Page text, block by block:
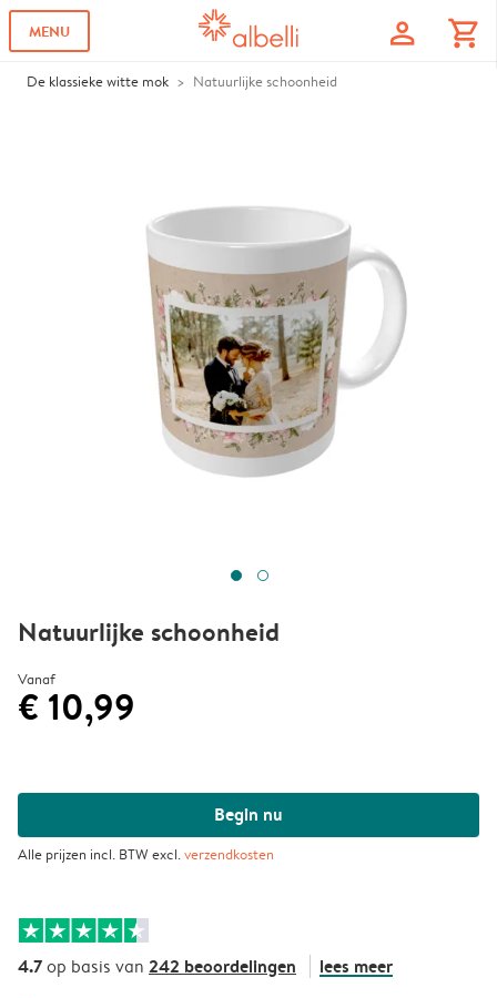
MENU profile shopping_cart
De klassieke witte mok Natuurlijke schoonheid
Natuurlijke schoonheid
Vanaf
€ 10,99
Begin nu
Alle prijzen incl. BTW excl.verzendkosten
4.7op basis van 242 beoordelingen lees meer